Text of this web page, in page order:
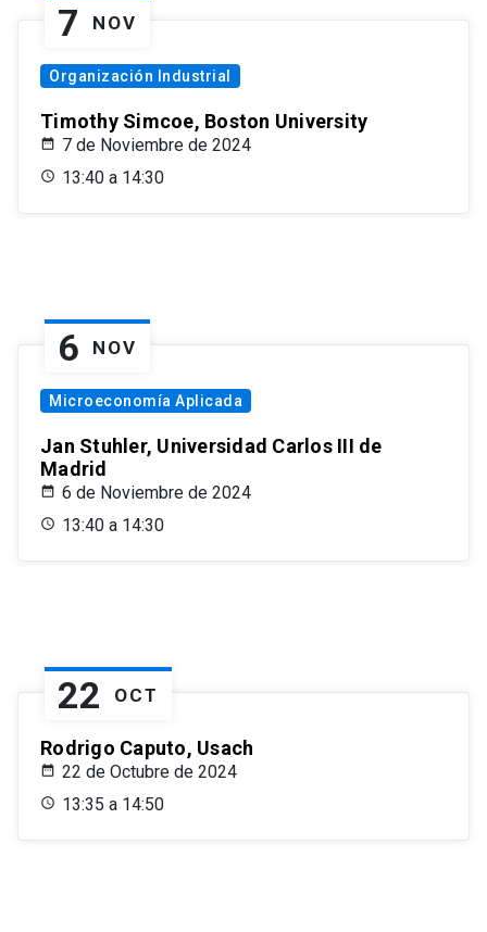
7 NOV
Organización Industrial
Timothy Simcoe, Boston University
7 de Noviembre de 2024
13:40 a 14:30
6 NOV
Microeconomía Aplicada
Jan Stuhler, Universidad Carlos III de
Madrid
6 de Noviembre de 2024
13:40 a 14:30
22 OCT
Rodrigo Caputo, Usach
22 de Octubre de 2024
13:35 a 14:50